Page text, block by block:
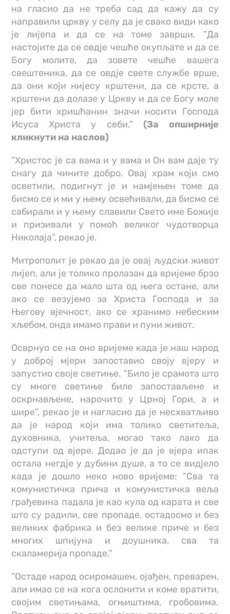
на гласио да не треба сад да кажу да су
направили цркву у селу да је свако види како
је лијепа и да се на томе заврши. ”Да
настојите да се овдје чешће окупљате и да се
Богу молите, да зовете чешће вашега
свештеника, да се овдје свете службе врше,
да они који нијесу крштени, да се крсте, а
крштени да долазе у Цркву и да се Богу моле
јер бити хришћанин значи носити Господа
Исуса Христа у себи.” (За опширније
кликнути на наслов)
”Христос је са вама и у вама и Он вам даје ту
снагу да чините добро. Овај храм који смо
осветили, подигнут је и намјењен томе да
бисмо се и ми у њему освећивали, да бисмо се
сабирали и у њему славили Свето име Божије
и призивали у помоћ великог чудотворца
Николаја”, рекао је.
Митрополит је рекао да је овај људски живот
лијеп, али је толико пролазан да вријеме брзо
све понесе да мало шта од њега остане, али
ако се везујемо за Христа Господа и за
Његову вјечност, ако се хранимо небеским
хљебом, онда имамо прави и пуни живот.
Осврнуо се на оно вријеме када је наш народ
у доброј мјери запоставио своју вјеру и
запустио своје светиње. ”Било је срамота што
су многе светиње биле запостављене и
оскрнављене, нарочито у Црној Гори, а и
шире”, рекао је и нагласио да је несхватљиво
да је народ који има толико светитеља,
духовника, учитеља, могао тако лако да
одступи од вјере. Додао је да је вјера ипак
остала негдје у дубини душе, а то се видјело
када је дошло неко ново вријеме: ”Сва та
комунистичка прича и комунистичка веља
грађевина падала је као кула од карата и све
што су радили, све пропаде, остадосмо и без
великих фабрика и без велике приче и без
многих шпијуна и доушника, сва та
скаламерија пропаде.”
”Остаде народ осиромашен, ојађен, преварен,
али имао се на кога ослонити и коме вратити,
својим светињама, огњиштима, гробовима.